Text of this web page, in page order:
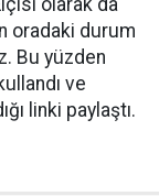
olarak da
oradaki durum
Bu yüzden
ve
linki paylaştı.